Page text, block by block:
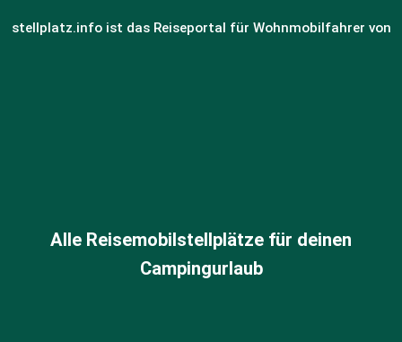
stellplatz.info ist das Reiseportal für Wohnmobilfahrer von
Alle Reisemobilstellplätze für deinen
Campingurlaub